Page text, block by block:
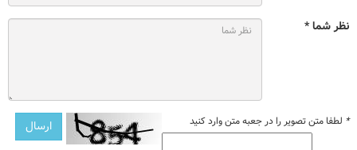
نظر شما *
* لطفا متن تصویر را در جعبه متن وارد کنید